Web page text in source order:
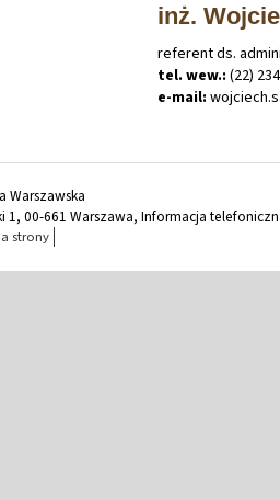
inż.
referent ds.
tel. wew.: (22)
e-mail: wojciech.
Warszawska
1, 00-661 Warszawa, Informacja
strony